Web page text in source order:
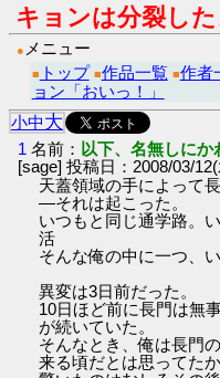
キョンは分裂し
● メニュー
■ トップ ■作品一覧 ■作者
ョン「おいっ！」
小中大
1 名前： 以下、名無しにか
[sage] 投稿日：2008/03/
天蓋領域の手によって
―それは起こった。
いつもと同じ通学路。
活
そんな俺の中に一つ、
異変は3日前だった。
10日ほど前に長門は無
が続いていた。
そんなとき、俺は長門
来る頃だとは思ってた